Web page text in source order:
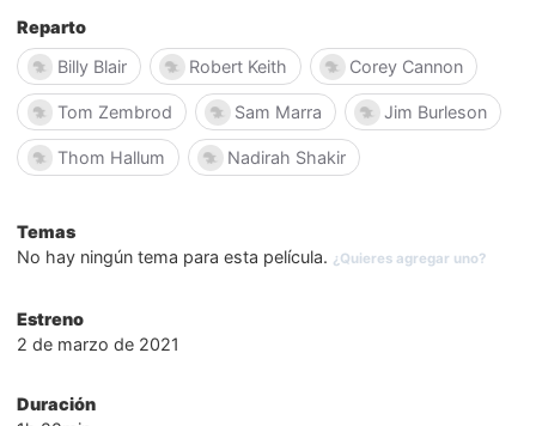
Reparto
Billy Blair
Robert Keith Corey Cannon
Tom Zembrod Sam Marra Jim Burleson
Thom Hallum Nadirah Shakir
Temas
No hay ningún tema para esta película. ¿Quieres agregar uno?
Estreno
2 de marzo de 2021
Duración